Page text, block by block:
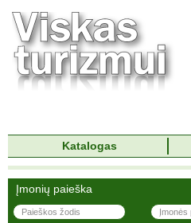
Katalogas
Įmonių paieška